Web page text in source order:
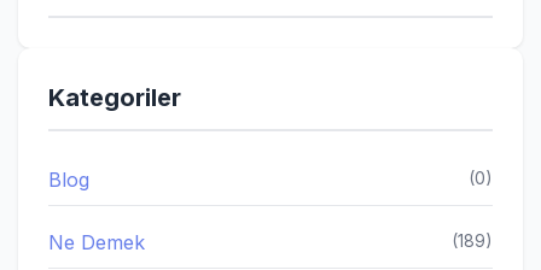
Kategoriler
Blog (0)
Ne Demek (189)